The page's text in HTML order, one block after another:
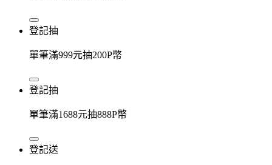
登記抽
單筆滿999元抽200P幣
登記抽
單筆滿1688元抽888P幣
登記送